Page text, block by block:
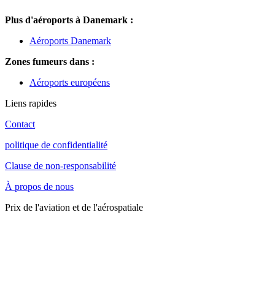
Plus d'aéroports à Danemark :
Aéroports Danemark
Zones fumeurs dans :
Aéroports européens
Liens rapides
Contact
politique de confidentialité
Clause de non-responsabilité
À propos de nous
Prix de l'aviation et de l'aérospatiale